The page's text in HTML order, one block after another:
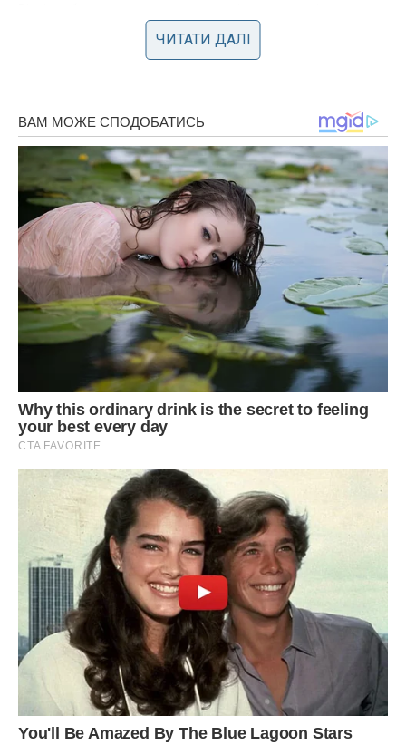
тепер розумію, вони мене недолюблювали. Ще й тому, що
я не хотіла заводити дитину. Так, в сім’ї священика має
ще на самому початку, що слід проситися служити в храм,
який відновлення не вимагає.
Але всьому приходить кінець, і сімейному щастю теж. Ні-
ні, з Дмитром, слава Богу, нічого поганого не сталося, і
його любов до мене залишалася міцною і абсолютно
чистою. А ось зі мною… Мені набридло бути попадею.
Оцерковити мене у Дмитра так і не вийшло, хоча він
особисто мене хрестив ще до нашого весілля.
Ну не прилипало до мене церковне вчення, і чим далі, тим
ЧИТАТИ ДАЛІ